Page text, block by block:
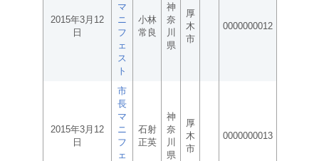
2015年3月12
日
マ
ニ
フ
ェ
ス
ト
小林
常良
神
奈
川
県
厚
木
市
0000000012
2015年3月12
日
市
長
マ
ニ
フ
ェ
石射
正英
神
奈
川
県
厚
木
市
0000000013